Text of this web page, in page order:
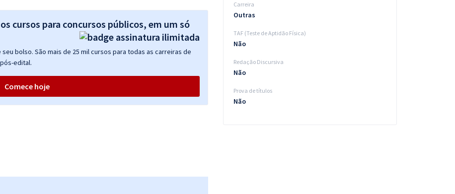
cursos para concursos públicos, em um só
bolso. São mais de 25 mil cursos para todas as carreiras de
edital.
Comece hoje
Carreira
Outras
TAF (Teste de Aptidão Física)
Não
Redação Discursiva
Não
Prova de títulos
Não